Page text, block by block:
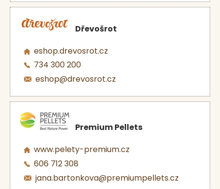
Dřevošrot
eshop.drevosrot.cz
734 300 200
eshop@drevosrot.cz
Premium Pellets
www.pelety-premium.cz
606 712 308
jana.bartonkova@premiumpellets.cz